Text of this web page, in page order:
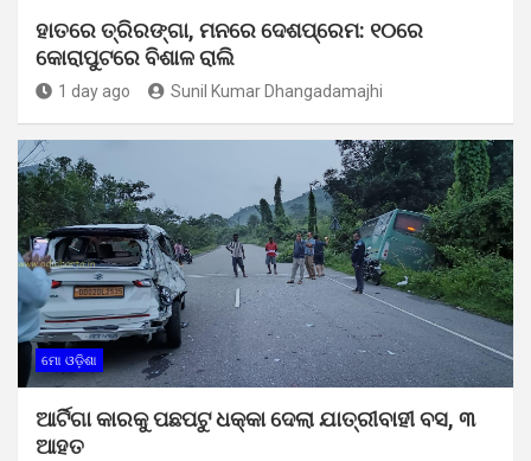
ହାତରେ ତ୍ରିରଙ୍ଗା, ମନରେ ଦେଶପ୍ରେମ: ୧୦ରେ
କୋରାପୁଟରେ ବିଶାଳ ରାଲି
1 day ago Sunil Kumar Dhangadamajhi
ମୋ ଓଡ଼ିଶା
ଆର୍ଟିଗା କାରକୁ ପଛପଟୁ ଧକ୍କା ଦେଲା ଯାତ୍ରୀବାହୀ ବସ, ୩
ଆହତ